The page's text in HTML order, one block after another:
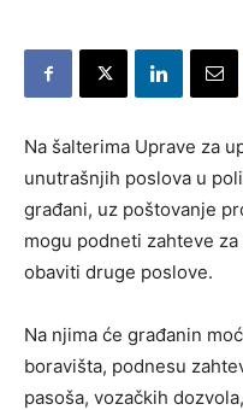
Na šalterima Uprave za
unutrašnjih poslova u
građani, uz poštovanje
mogu podneti zahteve
obaviti druge poslove.
Na njima će građanin
boravišta, podnesu
pasoša, vozačkih